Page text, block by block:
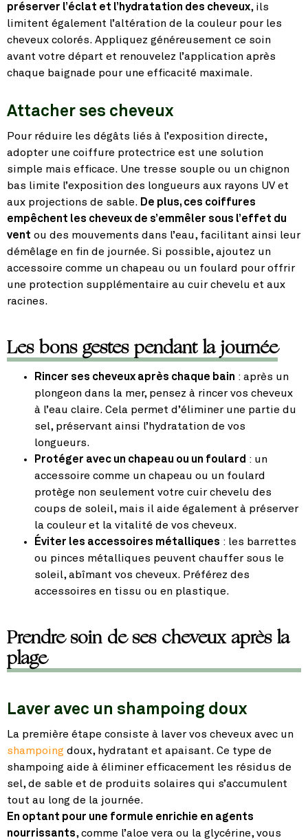
préserver l’éclat et l’hydratation des cheveux, ils
limitent également l’altération de la couleur pour les
cheveux colorés. Appliquez généreusement ce soin
avant votre départ et renouvelez l’application après
chaque baignade pour une efficacité maximale.
Attacher ses cheveux
Pour réduire les dégâts liés à l’exposition directe,
adopter une coiffure protectrice est une solution
simple mais efficace. Une tresse souple ou un chignon
bas limite l’exposition des longueurs aux rayons UV et
aux projections de sable. De plus, ces coiffures
empêchent les cheveux de s’emmêler sous l’effet du
vent ou des mouvements dans l’eau, facilitant ainsi leur
démêlage en fin de journée. Si possible, ajoutez un
accessoire comme un chapeau ou un foulard pour offrir
une protection supplémentaire au cuir chevelu et aux
racines.
Les bons gestes pendant la journée
Rincer ses cheveux après chaque bain : après un
plongeon dans la mer, pensez à rincer vos cheveux
à l’eau claire. Cela permet d’éliminer une partie du
sel, préservant ainsi l’hydratation de vos
longueurs.
Protéger avec un chapeau ou un foulard : un
accessoire comme un chapeau ou un foulard
protège non seulement votre cuir chevelu des
coups de soleil, mais il aide également à préserver
la couleur et la vitalité de vos cheveux.
Éviter les accessoires métalliques : les barrettes
ou pinces métalliques peuvent chauffer sous le
soleil, abîmant vos cheveux. Préférez des
accessoires en tissu ou en plastique.
Prendre soin de ses cheveux après la
plage
Laver avec un shampoing doux
La première étape consiste à laver vos cheveux avec un
shampoing doux, hydratant et apaisant. Ce type de
shampoing aide à éliminer efficacement les résidus de
sel, de sable et de produits solaires qui s’accumulent
tout au long de la journée.
En optant pour une formule enrichie en agents
nourrissants, comme l’aloe vera ou la glycérine, vous